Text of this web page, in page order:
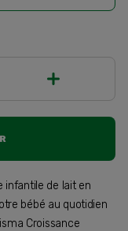
de lait en
bébé au quotidien
Croissance